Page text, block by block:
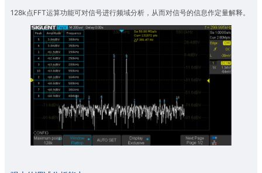
128k点FFT运算功能可对信号进行频域分析，从而对信号的信息作定量解释。